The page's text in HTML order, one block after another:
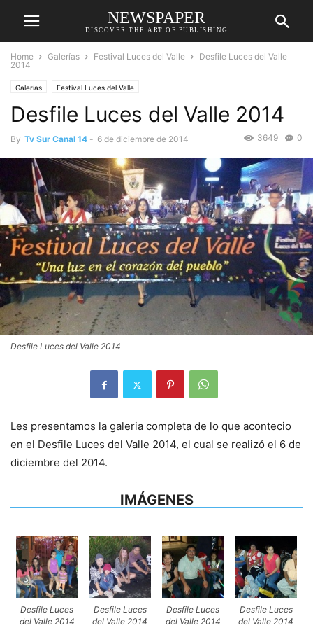
NEWSPAPER
DISCOVER THE ART OF PUBLISHING
Home Galerías Festival Luces del Valle
Desfile Luces del Valle
2014
Galerías Festival Luces del Valle
Desfile Luces del Valle 2014
By Tv Sur Canal 14 - 6 de diciembre de 2014 0
3649
Desfile Luces del Valle 2014
Les presentamos la galeria completa de lo que acontecio
en el Desfile Luces del Valle 2014, el cual se realizó el 6 de
diciembre del 2014.
IMÁGENES
Desfile Luces
del Valle 2014
Desfile Luces
del Valle 2014
Desfile Luces
del Valle 2014
Desfile Luces
del Valle 2014